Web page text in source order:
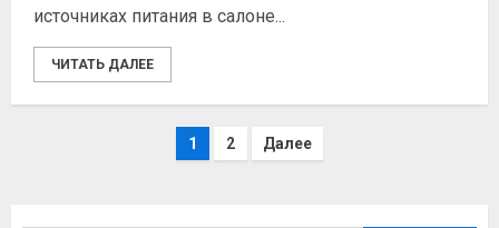
источниках питания в салоне...
ЧИТАТЬ ДАЛЕЕ
Пагинация
1 2 Далее